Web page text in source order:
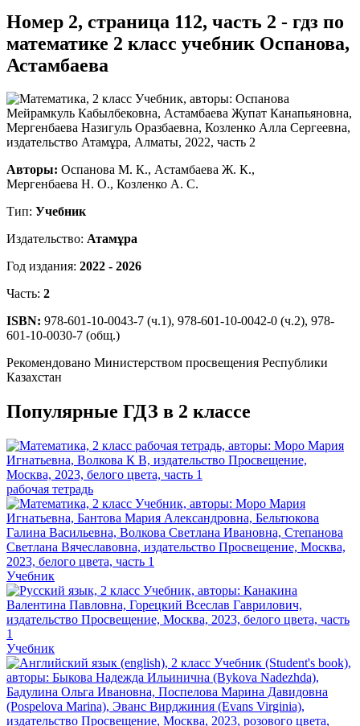
Номер 2, страница 112, часть 2 - гдз по
математике 2 класс учебник Оспанова,
Астамбаева
Авторы: Оспанова М. К., Астамбаева Ж. К.,
Мергенбаева Н. О., Козленко А. С.
Тип: Учебник
Издательство: Атамұра
Год издания: 2022 - 2026
Часть: 2
ISBN: 978-601-10-0043-7 (ч.1), 978-601-10-0042-0 (ч.2), 978-
601-10-0030-7 (общ.)
Рекомендовано Министерством просвещения Республики
Казахстан
Популярные ГДЗ в 2 классе
рабочая тетрадь
Учебник
Учебник